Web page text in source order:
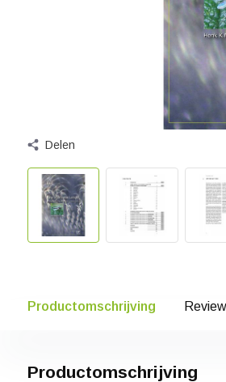
Delen
Productomschrijving
Productomschrijving